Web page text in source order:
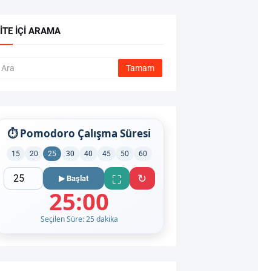
İÇI ARAMA
⏱ Pomodoro Çalışma Süresi
15 20 25 30 40 45 50 60
▶ Başlat ⛶ ↻
25:00
Seçilen Süre: 25 dakika